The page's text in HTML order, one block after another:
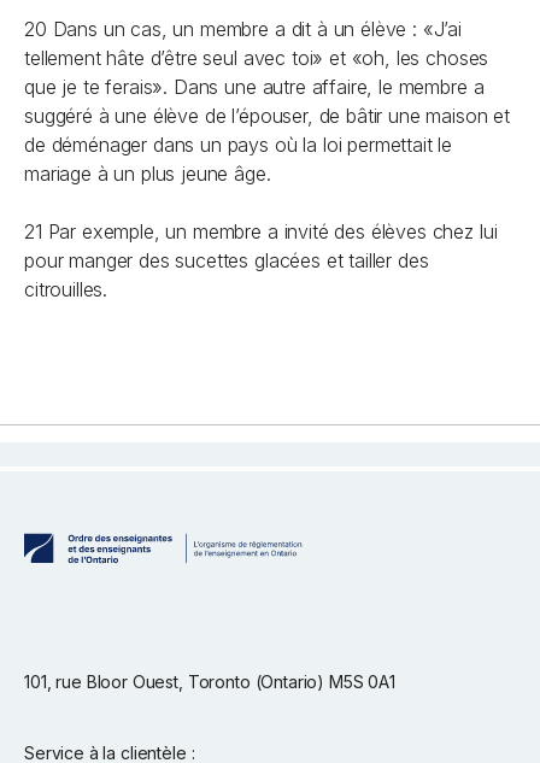
20 Dans un cas, un membre a dit à un élève : «J’ai
tellement hâte d’être seul avec toi» et «oh, les choses
que je te ferais». Dans une autre affaire, le membre a
suggéré à une élève de l’épouser, de bâtir une maison et
de déménager dans un pays où la loi permettait le
mariage à un plus jeune âge.
21 Par exemple, un membre a invité des élèves chez lui
pour manger des sucettes glacées et tailler des
citrouilles.
101, rue Bloor Ouest, Toronto (Ontario) M5S 0A1
Service à la clientèle :